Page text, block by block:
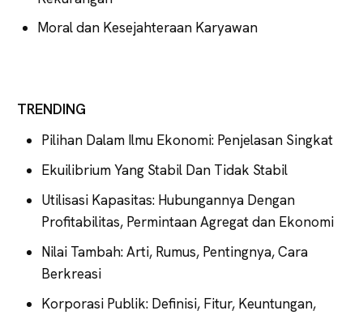
Moral dan Kesejahteraan Karyawan
TRENDING
Pilihan Dalam Ilmu Ekonomi: Penjelasan Singkat
Ekuilibrium Yang Stabil Dan Tidak Stabil
Utilisasi Kapasitas: Hubungannya Dengan
Profitabilitas, Permintaan Agregat dan Ekonomi
Nilai Tambah: Arti, Rumus, Pentingnya, Cara
Berkreasi
Korporasi Publik: Definisi, Fitur, Keuntungan,